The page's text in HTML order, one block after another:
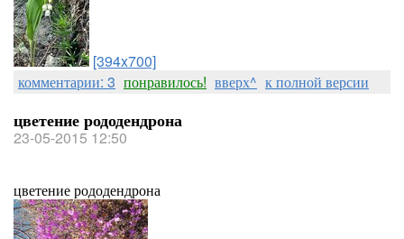
[394x700]
комментарии: 3 понравилось! вверх^ к полной версии
цветение рододендрона
23-05-2015 12:50
цветение рододендрона